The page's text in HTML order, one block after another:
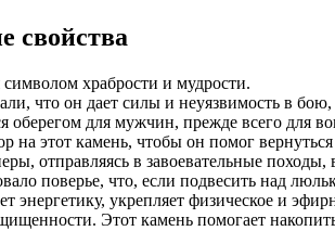
свойства
символом храбрости и мудрости.
что он дает силы и неуязвимость в
оберегом для мужчин, прежде всего для
на этот камень, чтобы он помог
отправляясь в завоевательные походы,
поверье, что, если подвесить над
энергетику, укрепляет физическое и
Этот камень помогает